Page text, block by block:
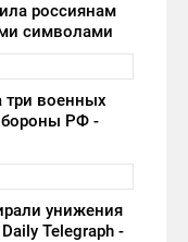
россиянам
символами
три военных
РФ -
унижения
Telegraph -